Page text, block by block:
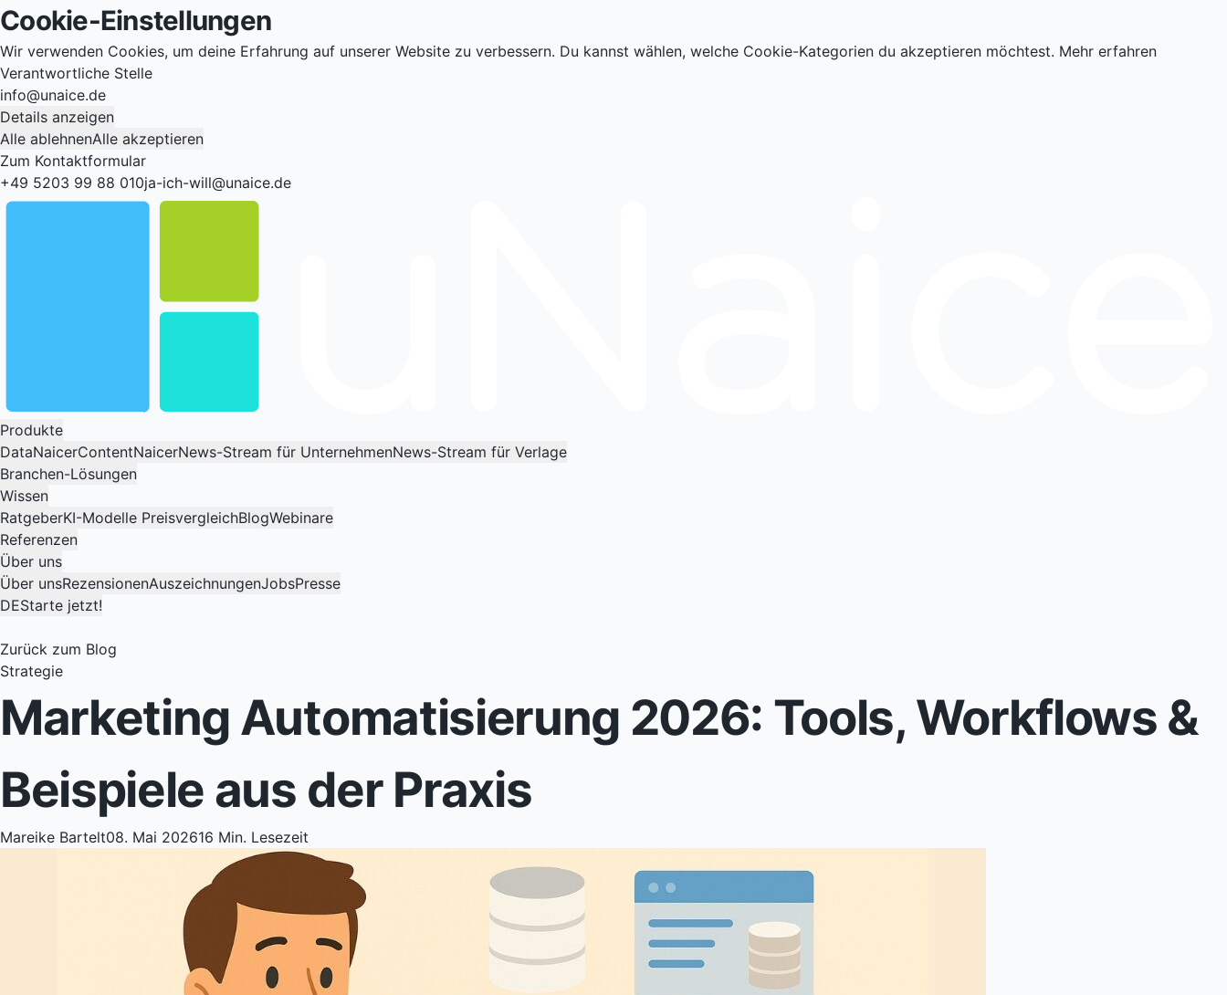
Cookie-Einstellungen
Wir verwenden Cookies, um deine Erfahrung auf unserer Website zu verbessern. Du kannst wählen, welche Cookie-Kategorien du akzeptieren möchtest. Mehr erfahren
Verantwortliche Stelle
info@unaice.de
Details anzeigen
Alle ablehnenAlle akzeptieren
Zum Kontaktformular
+49 5203 99 88 010ja-ich-will@unaice.de
Produkte
DataNaicerContentNaicerNews-Stream für UnternehmenNews-Stream für Verlage
Branchen-Lösungen
Wissen
RatgeberKI-Modelle PreisvergleichBlogWebinare
Referenzen
Über uns
Über unsRezensionenAuszeichnungenJobsPresse
DEStarte jetzt!
Zurück zum Blog
Strategie
Marketing Automatisierung 2026: Tools, Workflows &
Beispiele aus der Praxis
Mareike Bartelt08. Mai 202616 Min. Lesezeit